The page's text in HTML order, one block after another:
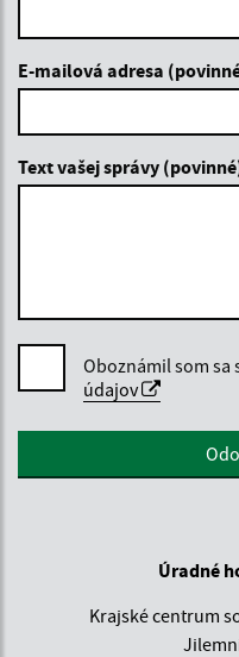
E-mailová adresa
Text vašej správy
Oboznámil som sa
údajov
Google reCaptcha Response
Úradné
Krajské centrum